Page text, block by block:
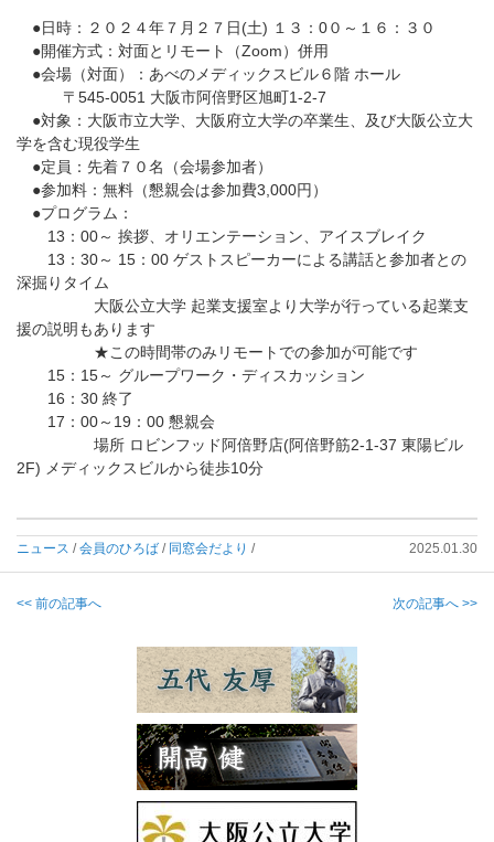
●日時：２０２４年７月２７日(土) １３：0０～１６：３０
●開催方式：対面とリモート（Zoom）併用
●会場（対面）：あべのメディックスビル６階 ホール
〒545-0051 大阪市阿倍野区旭町1-2-7
●対象：大阪市立大学、大阪府立大学の卒業生、及び大阪公立大
学を含む現役学生
●定員：先着７０名（会場参加者）
●参加料：無料（懇親会は参加費3,000円）
●プログラム：
13：00～ 挨拶、オリエンテーション、アイスブレイク
13：30～ 15：00 ゲストスピーカーによる講話と参加者との
深掘りタイム
大阪公立大学 起業支援室より大学が行っている起業支
援の説明もあります
★この時間帯のみリモートでの参加が可能です
15：15～ グループワーク・ディスカッション
16：30 終了
17：00～19：00 懇親会
場所 ロビンフッド阿倍野店(阿倍野筋2-1-37 東陽ビル
2F) メディックスビルから徒歩10分
ニュース /会員のひろば / 同窓会だより / 2025.01.30
<< 前の記事へ 次の記事へ >>